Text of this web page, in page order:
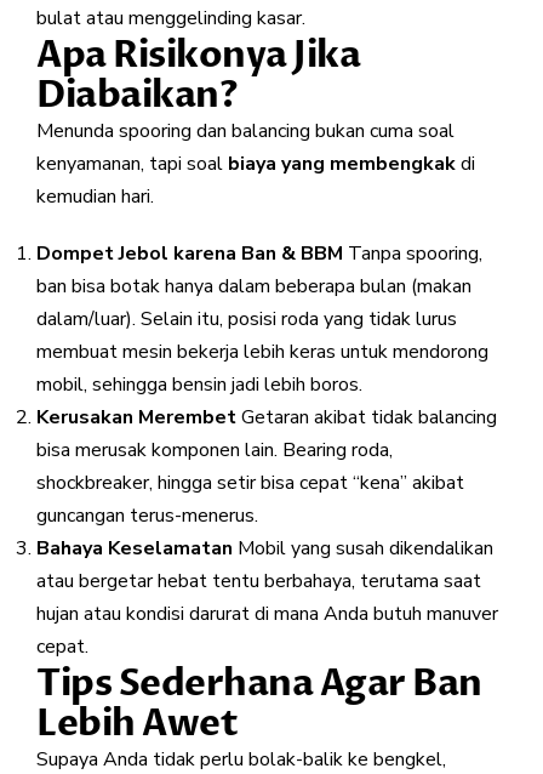
bulat atau menggelinding kasar.
Apa Risikonya Jika
Diabaikan?
Menunda spooring dan balancing bukan cuma soal
kenyamanan, tapi soal biaya yang membengkakdi
kemudian hari.
Dompet Jebol karena Ban & BBM Tanpa spooring,
ban bisa botak hanya dalam beberapa bulan (makan
dalam/luar). Selain itu, posisi roda yang tidak lurus
membuat mesin bekerja lebih keras untuk mendorong
mobil, sehingga bensin jadi lebih boros.
Kerusakan MerembetGetaran akibat tidak balancing
bisa merusak komponen lain. Bearing roda,
shockbreaker, hingga setir bisa cepat “kena” akibat
guncangan terus-menerus.
Bahaya Keselamatan Mobil yang susah dikendalikan
atau bergetar hebat tentu berbahaya, terutama saat
hujan atau kondisi darurat di mana Anda butuh manuver
cepat.
Tips Sederhana Agar Ban
Lebih Awet
Supaya Anda tidak perlu bolak-balik ke bengkel,